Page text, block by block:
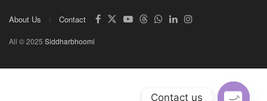
About Us Contact
All © 2025 Siddharbhoomi
Contact us